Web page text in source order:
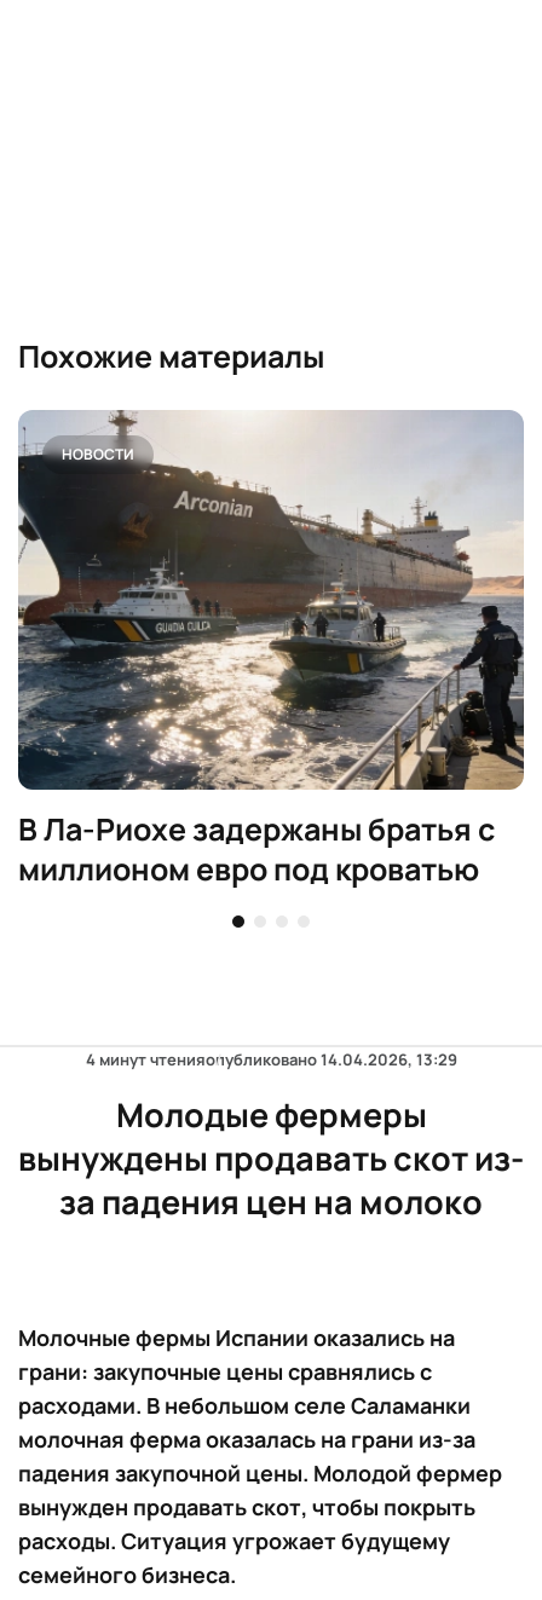
Похожие материалы
НОВОСТИ
В Ла-Риохе задержаны братья с
миллионом евро под кроватью
4 минут чтенияопубликовано14.04.2026, 13:29
Молодые фермеры
вынуждены продавать скот из-
за падения цен на молоко
Молочные фермы Испании оказались на
грани: закупочные цены сравнялись с
расходами. В небольшом селе Саламанки
молочная ферма оказалась на грани из-за
падения закупочной цены. Молодой фермер
вынужден продавать скот, чтобы покрыть
расходы. Ситуация угрожает будущему
семейного бизнеса.